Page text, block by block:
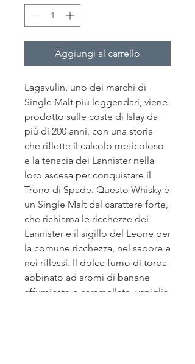
Aggiungi al carrello
Lagavulin, uno dei marchi di
Single Malt più leggendari, viene
prodotto sulle coste di Islay da
più di 200 anni, con una storia
che riflette il calcolo meticoloso
e la tenacia dei Lannister nella
loro ascesa per conquistare il
Trono di Spade. Questo Whisky è
un Single Malt dal carattere forte,
che richiama le ricchezze dei
Lannister e il sigillo del Leone per
la comune ricchezza, nel sapore e
nei riflessi. Il dolce fumo di torba
abbinato ad aromi di banane
affumicate e caramellate, vaniglia